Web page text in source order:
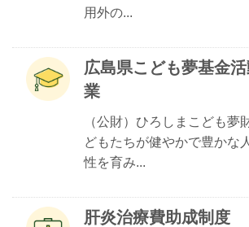
用外の...
広島県こども夢基金
業
（公財）ひろしまこども夢
どもたちが健やかで豊かな
性を育み...
肝炎治療費助成制度